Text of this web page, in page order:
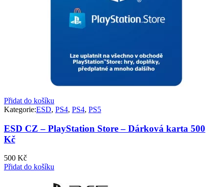
Přidat do košíku
Kategorie:ESD, PS4, PS4, PS5
ESD CZ – PlayStation Store – Dárková karta 500
Kč
500 Kč
Přidat do košíku